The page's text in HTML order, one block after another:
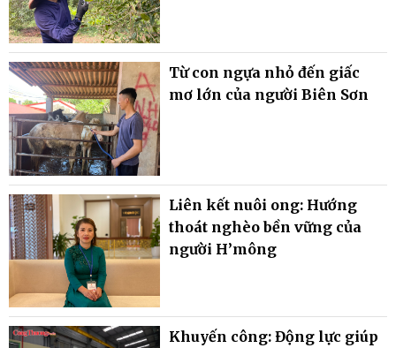
Từ con ngựa nhỏ đến giấc
mơ lớn của người Biên Sơn
Liên kết nuôi ong: Hướng
thoát nghèo bền vững của
người H’mông
Khuyến công: Động lực giúp